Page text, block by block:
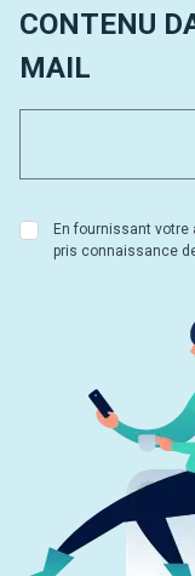
CONTENU
MAIL
En fournissant
pris connaissance